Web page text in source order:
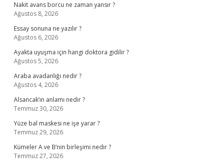
Nakit avans borcu ne zaman yansır ?
Ağustos 8, 2026
Essay sonuna ne yazılır ?
Ağustos 6, 2026
Ayakta uyuşma için hangi doktora gidilir ?
Ağustos 5, 2026
Araba avadanlığı nedir ?
Ağustos 4, 2026
Alsancak’ın anlamı nedir ?
Temmuz 30, 2026
Yüze bal maskesi ne işe yarar ?
Temmuz 29, 2026
Kümeler A ve B’nin birleşimi nedir ?
Temmuz 27, 2026